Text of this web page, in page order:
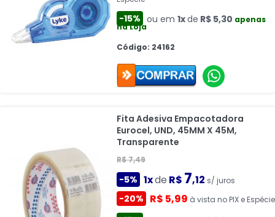
-15% ou em 1xde R$ 5,30 apenas
na Loja
Código: 24162
Fita Adesiva Empacotadora
Eurocel, UND, 45MM X 45M,
Transparente
R$ 7,49
-5% 1xde R$ 7,12 s/ juros
-20% R$ 5,99 à vista no PIX e Espécie